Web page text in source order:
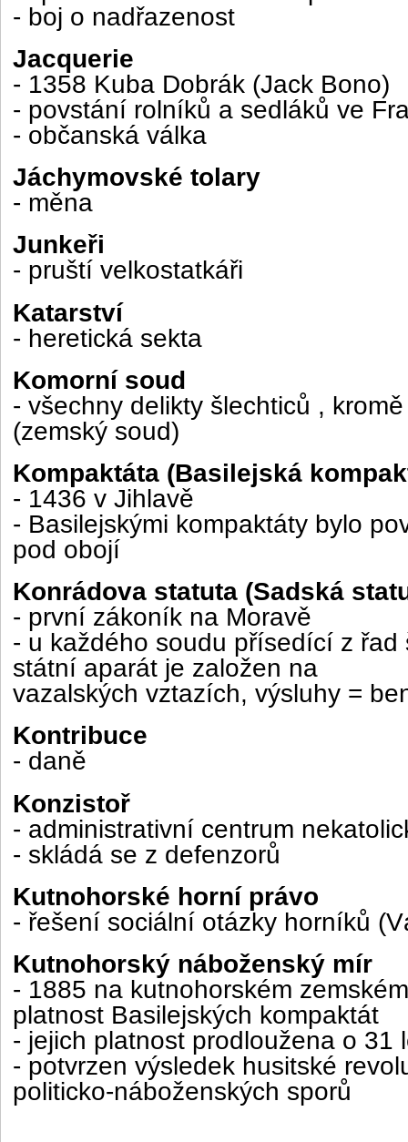
- boj o nadřazenost
Jacquerie
- 1358 Kuba Dobrák (Jack Bono)
- povstání rolníků a sedláků ve
- občanská válka
Jáchymovské tolary
- měna
Junkeři
- pruští velkostatkáři
Katarství
- heretická sekta
Komorní soud
- všechny delikty šlechticů ,
(zemský soud)
Kompaktáta (Basilejská
- 1436 v Jihlavě
- Basilejskými kompaktáty bylo
pod obojí
Konrádova statuta (Sadská
- první zákoník na Moravě
- u každého soudu přísedící z řad
státní aparát je založen na
vazalských vztazích, výsluhy =
Kontribuce
- daně
Konzistoř
- administrativní centrum
- skládá se z defenzorů
Kutnohorské horní právo
- řešení sociální otázky horníků
Kutnohorský náboženský mír
- 1885 na kutnohorském
platnost Basilejských kompaktát
- jejich platnost prodloužena o 31
- potvrzen výsledek husitské
politicko-náboženských sporů